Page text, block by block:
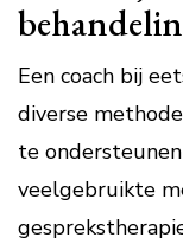
Een coach bij
diverse
te
veelgebruikte